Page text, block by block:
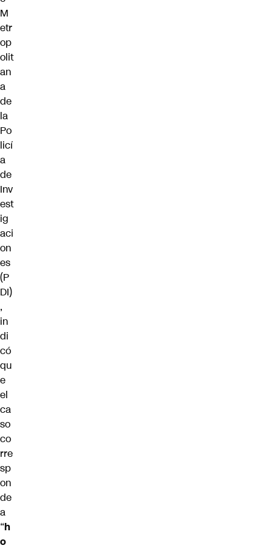
M
etr
op
olit
an
a
de
la
Po
licí
a
de
Inv
est
ig
aci
on
es
(P
DI)
,
in
di
có
qu
e
el
ca
so
co
rre
sp
on
de
a
“h
o